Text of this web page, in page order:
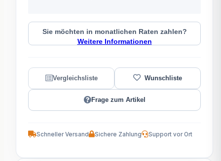
Sie möchten in monatlichen Raten zahlen?
Weitere Informationen
Frage zum Artikel
Schneller Versand Sichere Zahlung Support vor Ort